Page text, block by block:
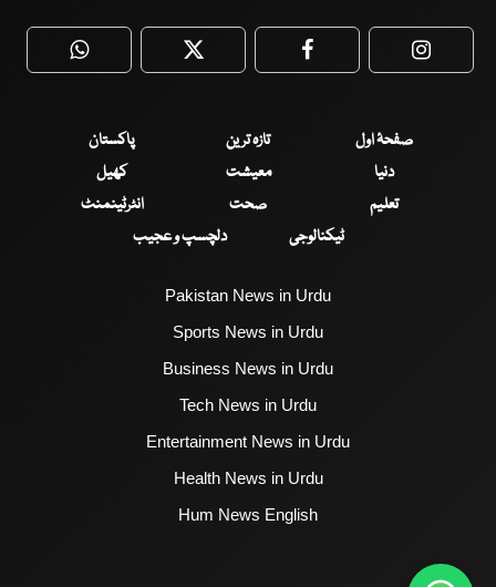
WhatsApp Twitter Facebook
صفحۂ اول تازہ ترین
پاکستان
دنیا
معیشت
کھیل
تعلیم
صحت
انٹرٹینمنٹ
ٹیکنالوجی
دلچسپ و عجیب
Pakistan News in Urdu
Sports News in Urdu
Business News in Urdu
Tech News in Urdu
Entertainment News in Urdu
Health News in Urdu
Hum News English